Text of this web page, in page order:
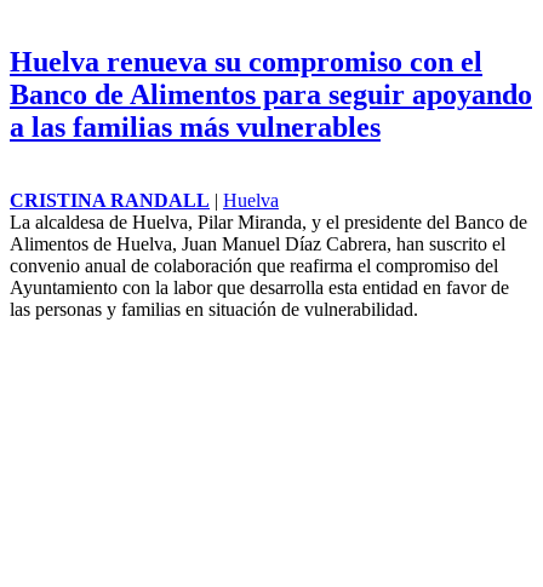
Huelva renueva su compromiso con el
Banco de Alimentos para seguir apoyando
a las familias más vulnerables
CRISTINA RANDALL | Huelva
La alcaldesa de Huelva, Pilar Miranda, y el presidente del Banco de
Alimentos de Huelva, Juan Manuel Díaz Cabrera, han suscrito el
convenio anual de colaboración que reafirma el compromiso del
Ayuntamiento con la labor que desarrolla esta entidad en favor de
las personas y familias en situación de vulnerabilidad.